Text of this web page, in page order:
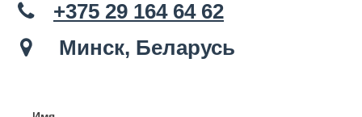
+375 29 164 64 62
Минск, Беларусь